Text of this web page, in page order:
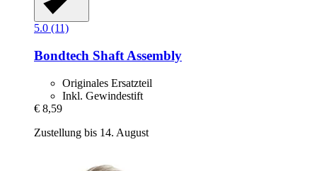
5.0 (11)
Bondtech Shaft Assembly
Originales Ersatzteil
Inkl. Gewindestift
€ 8,59
Zustellung bis 14. August